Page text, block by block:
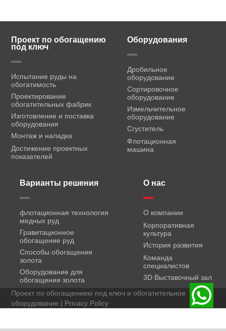
Проект по обогащению
под ключ
Испытание руды на
обогатимость
Проектирование
обогатительных фабрик
Изготовление и поставка
оборудования
Монтаж и наладка
Достижение проектных
показателей
Оборудования
Дробильное
оборудование
Сортировочное
оборудование
Измельчительное
оборудование
Сгуститель
Флотационная
машина
Варианты решения
флотационная технология
медных руд
Гравитационное
обогащение руд
Способы обогащения
золота
Оборудование для
обогащения золота
О нас
О компании
Корпоративная
культура
История развития
Команда
специалистов
3D Выставочный зал
Проект по обогащениею под ключ и обогатительное
оборудование | Privacy Policy